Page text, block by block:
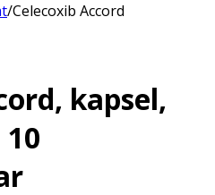
/Celecoxib Accord
kapsel,